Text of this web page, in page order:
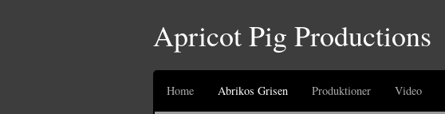
Apricot Pig Productions
Home Abrikos Grisen Produktioner Video